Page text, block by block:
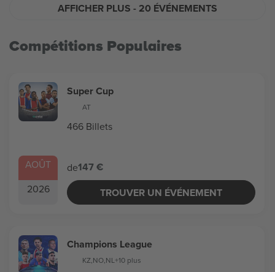
AFFICHER PLUS - 20 ÉVÉNEMENTS
Compétitions Populaires
AOÛT
2026
Super Cup
AT
466 Billets
de147 €
TROUVER UN ÉVÉNEMENT
Champions League
KZ,NO,NL+10 plus